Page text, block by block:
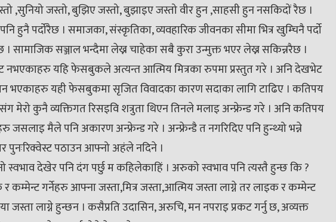
,सुनियो जस्तो, बुझिए जस्तो, बुझाइए जस्तो वीर हुन ,साहसी हुन नसकिदों रैछ ।
हुनै पर्दोरैछ । समाजका, संस्कृतिका, व्यवहारिक जीवनका सीमा भित्र खुम्चिनै पर्दो
सामाजिक सञ्जाल भन्दैमा लेख्न चाहेका सबै कुरा उन्मुक्त भएर लेख्न सकिन्नरैछ ।
यहि फेसबुकले अत्यन्त आत्मिय मित्रका रुपमा प्रस्तुत गरे । अनि देखभेट
भएकाहरु यही फेसबुकमा सृजित विवादका कारण सदाका लागि टाढिए । कतिपय
मेरो कुनै व्यक्तिगत रिसइवि शत्रुता थिएन तिनले मलाइ अन्फ्रेन्ड गरे । अनि कतिपय
जसलाइ मैले पनि अकारण अन्फ्रेन्ड गरे । अन्फ्रेन्डै त नगरिदिए पनि हुन्थ्यो भन्ने
पुनःरिक्वेस्ट पठाउन आफ्नो अहंले नदिने ।
देखेर पनि दंग पर्छु म कहिलेकाहिं । अरुको स्वभाव पनि त्यस्तै हुन्छ कि ?
कम्मेन्ट गर्नेहरु आफ्ना जस्ता,मित्र जस्ता,आत्मिय जस्ता लाग्ने तर लाइक र कम्मेन्ट
जस्ता लाग्ने हुन्छन । कसैप्रति उदासिन, अरुचि, मन नपराइ प्रकट गर्नु छ, अव्यक्त